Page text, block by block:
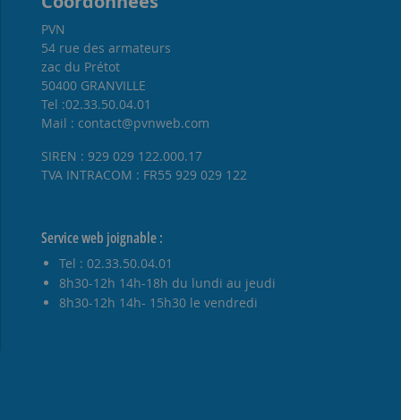
PVN
54 rue des armateurs
zac du Prétot
50400 GRANVILLE
Tel :02.33.50.04.01
Mail : contact@pvnweb.com
SIREN : 929 029 122.000.17
TVA INTRACOM : FR55 929 029 122
Service web joignable :
Tel : 02.33.50.04.01
8h30-12h 14h-18h du lundi au jeudi
8h30-12h 14h- 15h30 le vendredi